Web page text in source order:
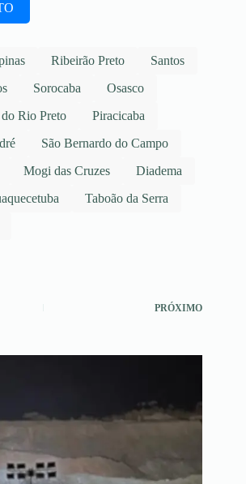
Ribeirão Preto
Santos
Sorocaba
Osasco
do Rio Preto
Piracicaba
São Bernardo do Campo
Mogi das Cruzes
Diadema
Taboão da Serra
PRÓXIMO